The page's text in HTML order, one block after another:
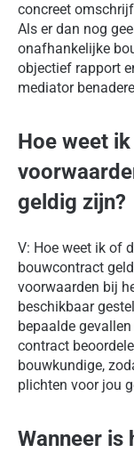
concreet
Als er dan nog
onafhankelijke
objectief rapport
mediator
Hoe weet
geldig zijn?
V: Hoe weet ik of
bouwcontract
voorwaarden bij
beschikbaar
bepaalde
contract
bouwkundige,
plichten voor jou
Wanneer is